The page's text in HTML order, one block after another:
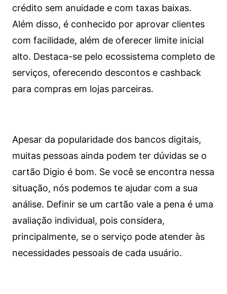
crédito sem anuidade e com taxas baixas.
Além disso, é conhecido por aprovar clientes
com facilidade, além de oferecer limite inicial
alto. Destaca-se pelo ecossistema completo de
serviços, oferecendo descontos e cashback
para compras em lojas parceiras.
Apesar da popularidade dos bancos digitais,
muitas pessoas ainda podem ter dúvidas se o
cartão Digio é bom. Se você se encontra nessa
situação, nós podemos te ajudar com a sua
análise. Definir se um cartão vale a pena é uma
avaliação individual, pois considera,
principalmente, se o serviço pode atender às
necessidades pessoais de cada usuário.